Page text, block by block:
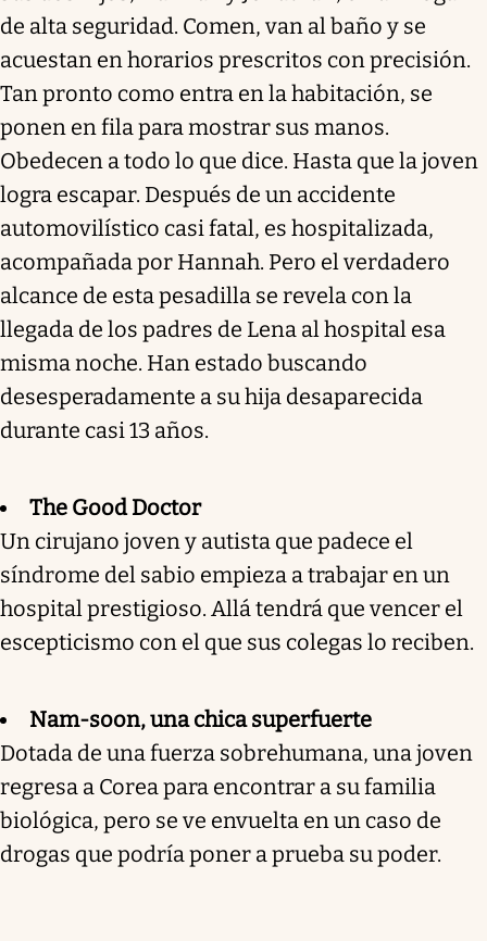
de alta seguridad. Comen, van al baño y se
acuestan en horarios prescritos con precisión.
Tan pronto como entra en la habitación, se
ponen en fila para mostrar sus manos.
Obedecen a todo lo que dice. Hasta que la joven
logra escapar. Después de un accidente
automovilístico casi fatal, es hospitalizada,
acompañada por Hannah. Pero el verdadero
alcance de esta pesadilla se revela con la
llegada de los padres de Lena al hospital esa
misma noche. Han estado buscando
desesperadamente a su hija desaparecida
durante casi 13 años.
The Good Doctor
Un cirujano joven y autista que padece el
síndrome del sabio empieza a trabajar en un
hospital prestigioso. Allá tendrá que vencer el
escepticismo con el que sus colegas lo reciben.
Nam-soon, una chica superfuerte
Dotada de una fuerza sobrehumana, una joven
regresa a Corea para encontrar a su familia
biológica, pero se ve envuelta en un caso de
drogas que podría poner a prueba su poder.